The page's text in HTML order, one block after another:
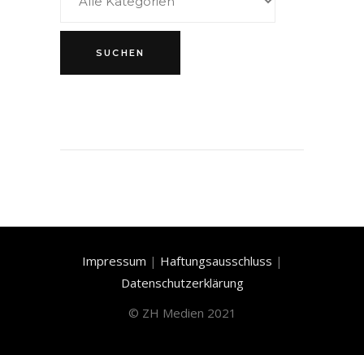
Impressum | Haftungsausschluss |
Datenschutzerklärung
© ZH Medien 2021